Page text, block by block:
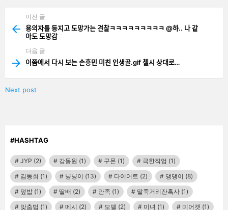
more
이전 글
용의자를 등지고 도망가는 견찰ㅋㅋㅋㅋㅋㅋㅋㅋㅋ @하.. 나 같
아도 도망감
다음 글
이쯤에서 다시 보는 손흥민 미친 인생골.gif 첼시 상대로…
Next post
#HASHTAG
JYP (2) 강동원 (1) 구몬 (1) 극한직업 (1)
김동희 (1) 냥냥이 (13) 다이어트 (2) 댕댕이 (8)
덮밥 (1) 딸배 (2) 만족 (1) 말죽거리잔혹사 (1)
맞춤법 (1) 메시 (2) 모델 (2) 미녀 (1) 미어캣 (1)